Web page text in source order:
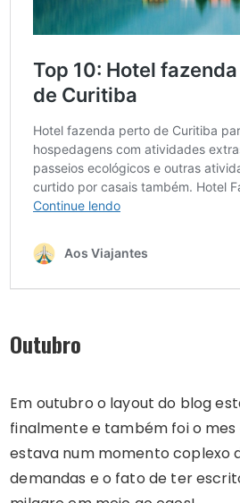
Outubro
Em outubro o layout do blog
finalmente e também foi o mes
estava num momento coplexo
demandas e o fato de ter